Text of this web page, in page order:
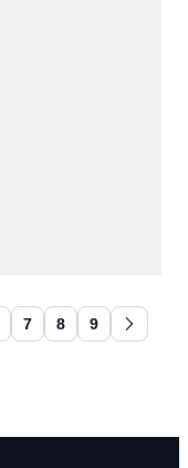
7 8 9
Aller à
la dernière page